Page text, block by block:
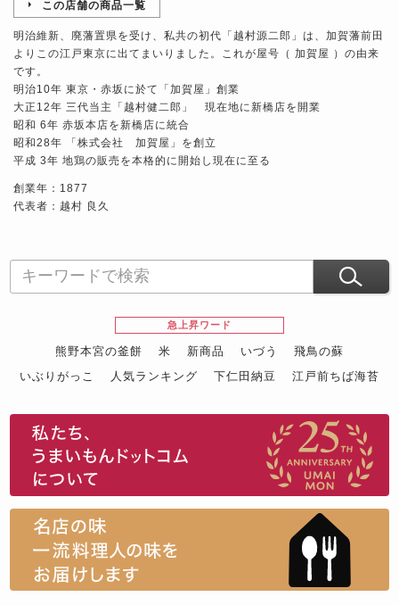
この店舗の商品一覧
明治維新、廃藩置県を受け、私共の初代「越村源二郎」は、加賀藩前田
よりこの江戸東京に出てまいりました。これが屋号（ 加賀屋 ）の由来
です。
明治10年 東京・赤坂に於て「加賀屋」創業
大正12年 三代当主「越村健二郎」 現在地に新橋店を開業
昭和 6年 赤坂本店を新橋店に統合
昭和28年 「株式会社 加賀屋」を創立
平成 3年 地鶏の販売を本格的に開始し現在に至る
創業年：1877
代表者：越村 良久
急上昇ワード
熊野本宮の釜餅 米 新商品 いづう
飛鳥の蘇
いぶりがっこ
人気ランキング 下仁田納豆
江戸前ちば海苔